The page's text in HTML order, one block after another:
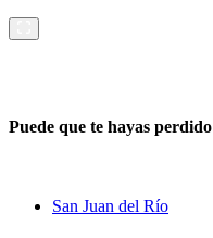
Puede que te hayas perdido
San Juan del Río